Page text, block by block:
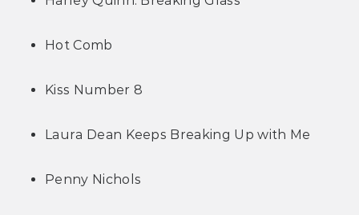
Hot Comb
Kiss Number 8
Laura Dean Keeps Breaking Up with Me
Penny Nichols